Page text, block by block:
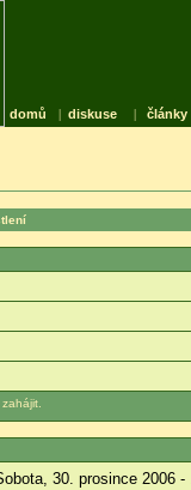
domů | diskuse | články
30. prosince 2006 -